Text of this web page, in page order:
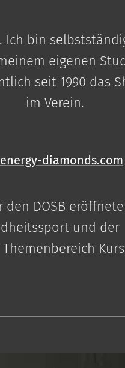
Ich bin
eigenen
seit 1990 das
im Verein.
diamonds.com
DOSB
und